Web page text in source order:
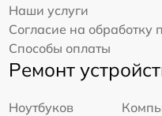
Наши услуги
Согласие на
Способы оплаты
Ремонт
Ноутбуков